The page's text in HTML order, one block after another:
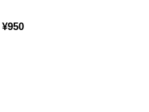
¥950